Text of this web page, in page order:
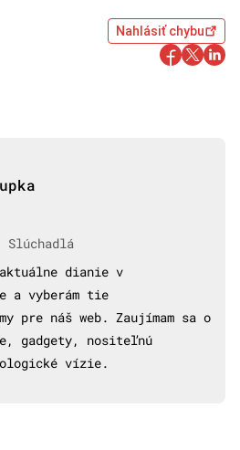
Nahlásiť chybu
Slúchadlá
aktuálne dianie v
a vyberám tie
pre náš web. Zaujímam sa o
gadgety, nositeľnú
vízie.